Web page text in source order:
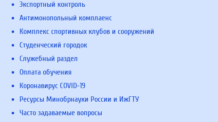
Экспортный контроль
Антимонопольный комплаенс
Комплекс спортивных клубов и сооружений
Студенческий городок
Служебный раздел
Оплата обучения
Коронавирус COVID-19
Ресурсы Минобрнауки России и ИжГТУ
Часто задаваемые вопросы